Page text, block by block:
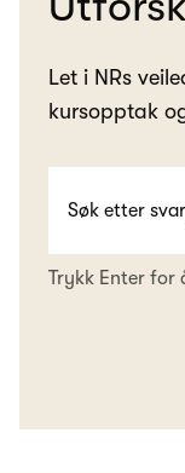
Let i NRs
kursopptak
Trykk Enter for